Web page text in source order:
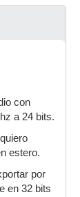
con
a 24 bits.
estero.
por
en 32 bits